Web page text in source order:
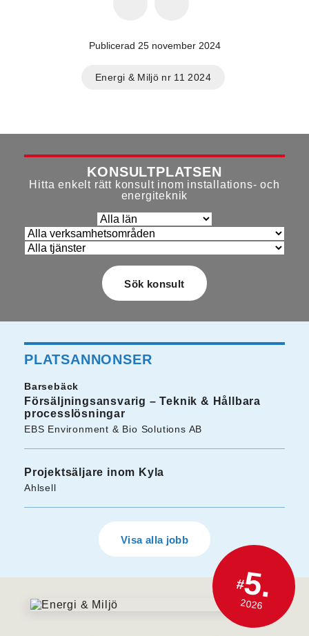
Publicerad 25 november 2024
Energi & Miljö nr 11 2024
KONSULTPLATSEN
Hitta enkelt rätt konsult inom installations- och
energiteknik
PLATSANNONSER
Barsebäck
Försäljningsansvarig – Teknik & Hållbara
processlösningar
EBS Environment & Bio Solutions AB
Projektsäljare inom Kyla
Ahlsell
Visa alla jobb
#5.
2026